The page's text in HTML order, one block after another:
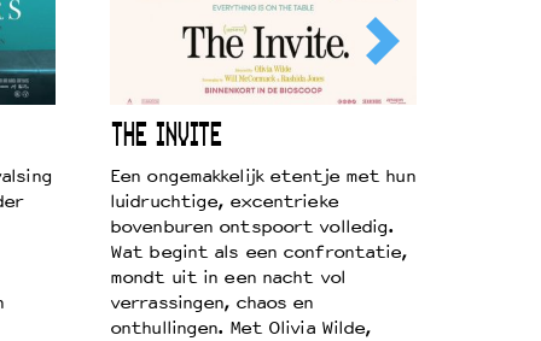
THE INVITE
Een ongemakkelijk etentje met hun
luidruchtige, excentrieke
bovenburen ontspoort volledig.
Wat begint als een confrontatie,
mondt uit in een nacht vol
verrassingen, chaos en
onthullingen. Met Olivia Wilde,